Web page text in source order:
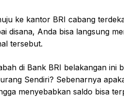
ke kantor BRI cabang
disana, Anda bisa langsung
tersebut.
di Bank BRI belakangan ini
Sendiri? Sebenarnya
menyebabkan saldo bisa